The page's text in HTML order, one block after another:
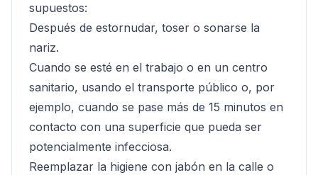
supuestos:
Después de estornudar, toser o sonarse la
nariz.
Cuando se esté en el trabajo o en un centro
sanitario, usando el transporte público o, por
ejemplo, cuando se pase más de 15 minutos en
contacto con una superficie que pueda ser
potencialmente infecciosa.
Reemplazar la higiene con jabón en la calle o